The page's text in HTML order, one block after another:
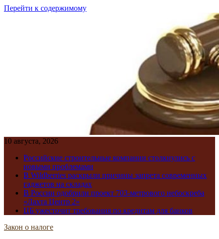
Перейти к содержимому
10 августа, 2026
Российские строительные компании столкнулись с
новыми проблемами
В Wildberries раскрыли причины запрета современных
гаджетов на складах
В России одобрили проект 703-метрового небоскреба
«Лахта Центр 2»
ЦБ ужесточит требования по кредитам для банков
Закон о налоге